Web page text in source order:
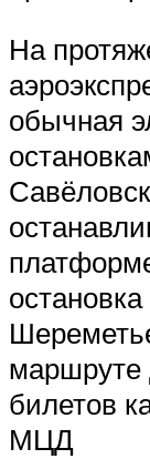
На
обычная
маршруте
билетов
МЦД